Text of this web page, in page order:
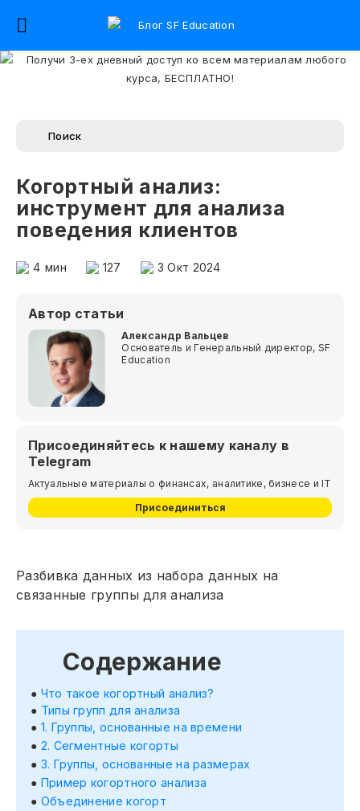
Когортный анализ:
инструмент для анализа
поведения клиентов
4 мин 127 3 Окт 2024
Автор статьи
Александр Вальцев
Основатель и Генеральный директор, SF
Education
Присоединяйтесь к нашему каналу в
Telegram
Актуальные материалы о финансах, аналитике, бизнесе и IT
Присоединиться
Разбивка данных из набора данных на
связанные группы для анализа
Содержание
Что такое когортный анализ?
Типы групп для анализа
1. Группы, основанные на времени
2. Сегментные когорты
3. Группы, основанные на размерах
Пример когортного анализа
Объединение когорт